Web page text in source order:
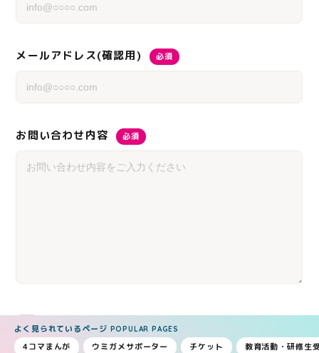
よく見られているページ POPULAR PAGES
4コマまんが ウミガメサポーター チケット 教育活動・研修生
メールアドレス(確認用) 必須
お問い合わせ内容 必須
個人情報保護方針 にご同意の上、送信してくださ
い。